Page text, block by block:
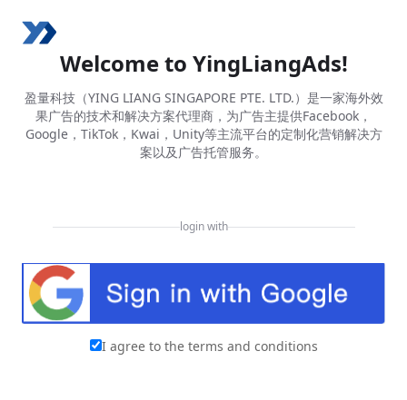
Welcome to YingLiangAds!
盈量科技（YING LIANG SINGAPORE PTE. LTD.）是一家海外效
果广告的技术和解决方案代理商，为广告主提供Facebook，
Google，TikTok，Kwai，Unity等主流平台的定制化营销解决方
案以及广告托管服务。
login with
I agree to the terms and conditions